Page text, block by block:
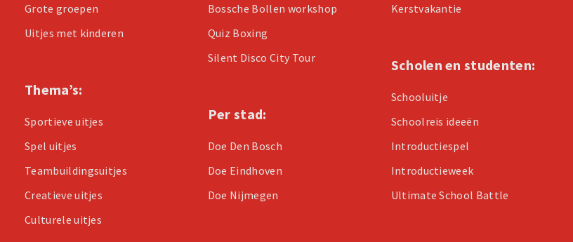
Grote groepen
Uitjes met kinderen
Thema’s:
Sportieve uitjes
Spel uitjes
Teambuildingsuitjes
Creatieve uitjes
Culturele uitjes
Bossche Bollen workshop
Quiz Boxing
Silent Disco City Tour
Per stad:
Doe Den Bosch
Doe Eindhoven
Doe Nijmegen
Kerstvakantie
Scholen en studenten:
Schooluitje
Schoolreis ideeën
Introductiespel
Introductieweek
Ultimate School Battle